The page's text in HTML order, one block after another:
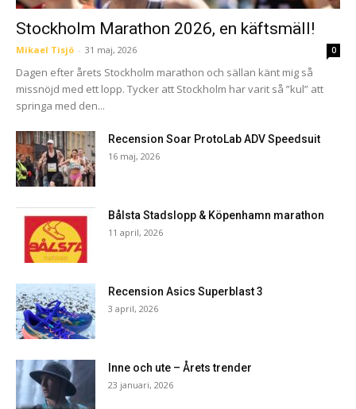
Stockholm Marathon 2026, en käftsmäll!
Mikael Tisjö - 31 maj, 2026 0
Dagen efter årets Stockholm marathon och sällan känt mig så
missnöjd med ett lopp. Tycker att Stockholm har varit så ”kul” att
springa med den...
Recension Soar ProtoLab ADV Speedsuit
16 maj, 2026
Bålsta Stadslopp & Köpenhamn marathon
11 april, 2026
Recension Asics Superblast 3
3 april, 2026
Inne och ute – Årets trender
23 januari, 2026